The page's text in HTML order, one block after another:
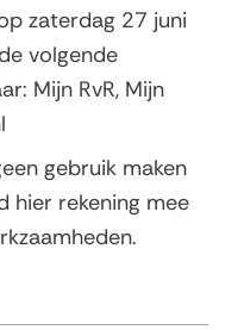
zaterdag 27 juni
volgende
Mijn RvR, Mijn
gebruik maken
hier rekening mee